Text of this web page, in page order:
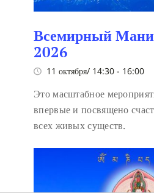
Всемирный
2026
11 октября/ 14:30 - 16:00
Это масштабное
впервые и посвящено
всех живых существ.